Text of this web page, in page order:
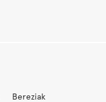
Bereziak